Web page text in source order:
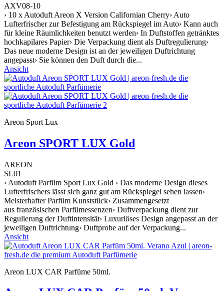
AXV08-10
› 10 x Autoduft Areon X Version Californian Cherry› Auto
Lufterfrischer zur Befestigung am Rückspiegel im Auto› Kann auch
für kleine Räumlichkeiten benutzt werden› In Duftstoffen getränktes
hochkapilares Papier› Die Verpackung dient als Duftregulierung›
Das neue moderne Design ist an der jeweiligen Duftrichtung
angepasst› Sie können den Duft durch die...
Ansicht
Areon Sport Lux
Areon SPORT LUX Gold
AREON
SL01
› Autoduft Parfüm Sport Lux Gold › Das moderne Design dieses
Lufterfrischers lässt sich ganz gut am Rückspiegel sehen lassen›
Meisterhafter Parfüm Kunststück› Zusammengesetzt
aus französischen Parfümessenzen› Duftverpackung dient zur
Regulierung der Duftintensität› Luxuriöses Design angepasst an der
jeweiligen Duftrichtung› Duftprobe auf der Verpackung...
Ansicht
Areon LUX CAR Parfüme 50ml.